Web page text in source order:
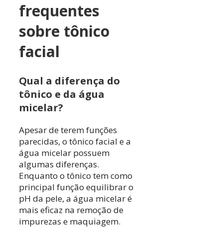
frequentes
sobre tônico
facial
Qual a diferença do
tônico e da água
micelar?
Apesar de terem funções
parecidas, o tônico facial e a
água micelar possuem
algumas diferenças.
Enquanto o tônico tem como
principal função equilibrar o
pH da pele, a água micelar é
mais eficaz na remoção de
impurezas e maquiagem.